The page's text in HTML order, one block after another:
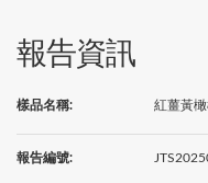
報告資訊
樣品名稱: 紅薑黃
報告編號: